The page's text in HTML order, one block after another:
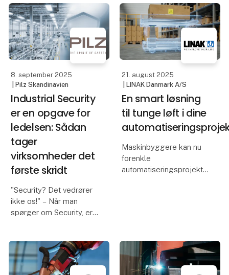
PROFIsafe-
grænseflade. Dette gør
sikkerhedsfunktioner
særligt nemme at
implementere.
RSL 200
sikkerhedslaserscanner
fra Leuze beskytter
maskiner, AGV´er og
robotter. Takket være
dens minimale
8. september 2025
| Pilz Skandinavien
Industrial Security
er en opgave for
ledelsen: Sådan
tager
virksomheder det
første skridt
"Security? Det vedrører
ikke os!" – Når man
spørger om Security, er
maskinproducenter og -
driftsansvarlige. "Det er
vores IT-afdeling, der
21. august 2025
| LINAK Danmark A/S
En smart løsning
til tunge løft i dine
Maskinbyggere kan nu
forenkle
automatiseringsprojekter
integration til håndterin